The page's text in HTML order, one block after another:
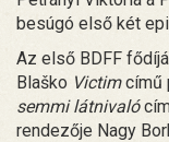
besúgó első két
Az első BDFF
Blaško Victimcímű
semmi látnivaló
rendezője Nagy